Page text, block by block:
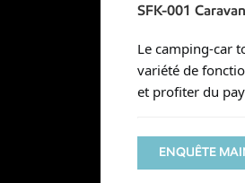
SFK-001
Le camping-car
variété de
et profiter du
ENQUÊTE